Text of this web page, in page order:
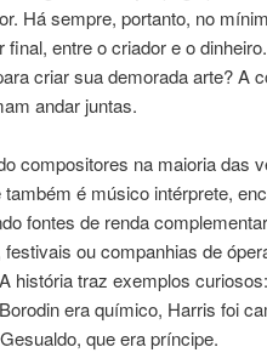
Há sempre, portanto, no
final, entre o criador e o
criar sua demorada arte? A
andar juntas.
compositores na maioria das
também é músico intérprete,
fontes de renda
ou companhias de
história traz exemplos
era químico, Harris foi
que era príncipe.